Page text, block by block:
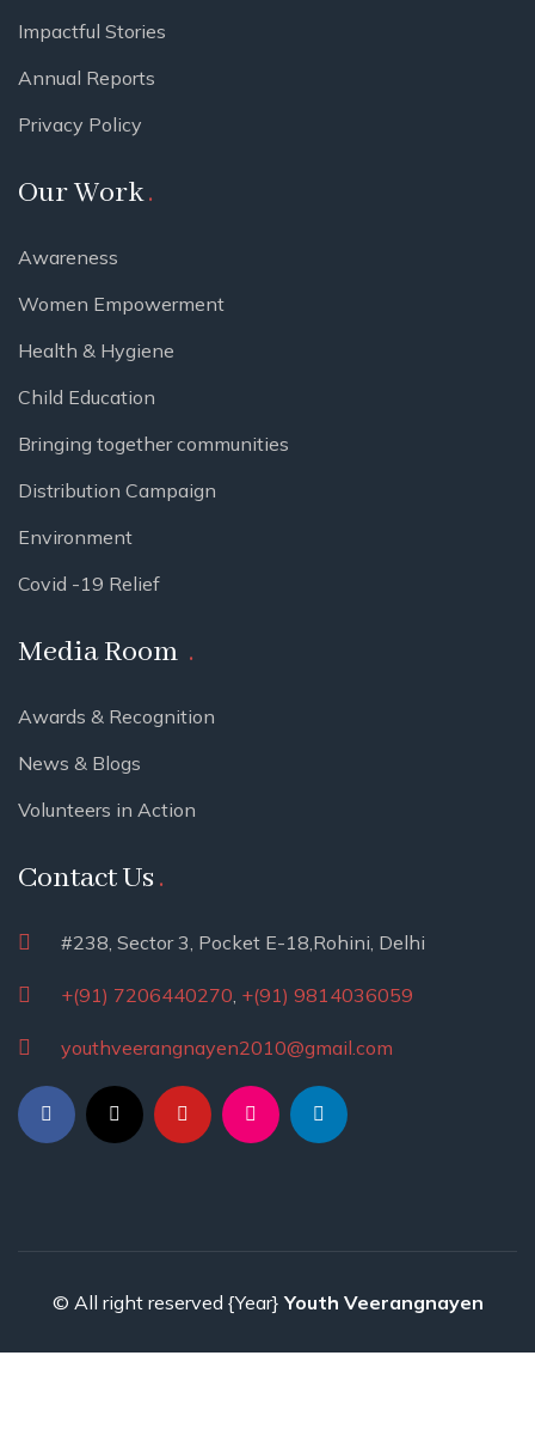
Impactful Stories
Annual Reports
Privacy Policy
Our Work
Awareness
Women Empowerment
Health & Hygiene
Child Education
Bringing together communities
Distribution Campaign
Environment
Covid -19 Relief
Media Room
Awards & Recognition
News & Blogs
Volunteers in Action
Contact Us
#238, Sector 3, Pocket E-18,Rohini, Delhi
+(91) 7206440270 +(91) 9814036059
youthveerangnayen2010@gmail.com
© All right reserved {Year} Youth Veerangnayen